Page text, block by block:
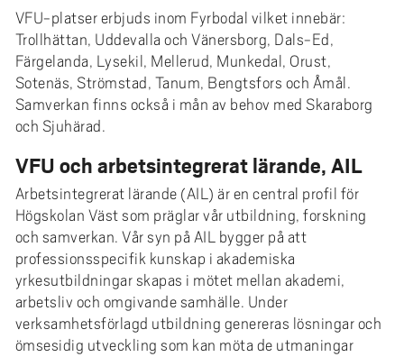
VFU-platser erbjuds inom Fyrbodal vilket innebär:
Trollhättan, Uddevalla och Vänersborg, Dals-Ed,
Färgelanda, Lysekil, Mellerud, Munkedal, Orust,
Sotenäs, Strömstad, Tanum, Bengtsfors och Åmål.
Samverkan finns också i mån av behov med Skaraborg
och Sjuhärad.
VFU och arbetsintegrerat lärande, AIL
Arbetsintegrerat lärande (AIL) är en central profil för
Högskolan Väst som präglar vår utbildning, forskning
och samverkan. Vår syn på AIL bygger på att
professionsspecifik kunskap i akademiska
yrkesutbildningar skapas i mötet mellan akademi,
arbetsliv och omgivande samhälle. Under
verksamhetsförlagd utbildning genereras lösningar och
ömsesidig utveckling som kan möta de utmaningar